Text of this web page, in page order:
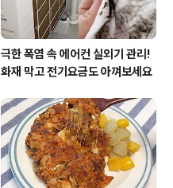
극한 폭염 속 에어컨 실외기 관리!
화재 막고 전기요금도 아껴보세요